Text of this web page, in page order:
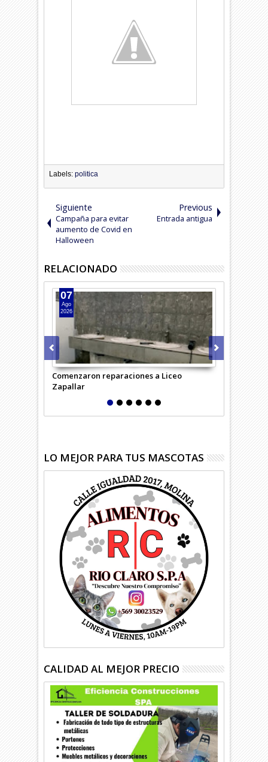
Labels:politica
Siguiente
Campaña para evitar
aumento de Covid en
Halloween
Previous
Entrada antigua
RELACIONADO
Comenzaron reparaciones a Liceo
Zapallar
07
Ago
2026
LO MEJOR PARA TUS MASCOTAS
CALIDAD AL MEJOR PRECIO